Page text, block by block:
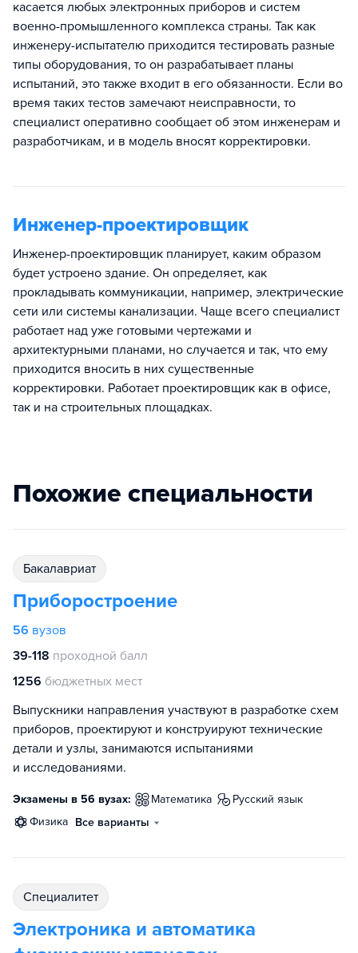
касается любых электронных приборов и систем
военно-промышленного комплекса страны. Так как
инженеру-испытателю приходится тестировать разные
типы оборудования, то он разрабатывает планы
испытаний, это также входит в его обязанности. Если во
время таких тестов замечают неисправности, то
специалист оперативно сообщает об этом инженерам и
разработчикам, и в модель вносят корректировки.
Инженер-проектировщик
Инженер-проектировщик планирует, каким образом
будет устроено здание. Он определяет, как
прокладывать коммуникации, например, электрические
сети или системы канализации. Чаще всего специалист
работает над уже готовыми чертежами и
архитектурными планами, но случается и так, что ему
приходится вносить в них существенные
корректировки. Работает проектировщик как в офисе,
так и на строительных площадках.
Похожие специальности
бакалавриат
Приборостроение
56 вузов
39-118 проходной балл
1256 бюджетных мест
Выпускники направления участвуют в разработке схем
приборов, проектируют и конструируют технические
детали и узлы, занимаются испытаниями
и исследованиями.
Экзамены в 56 вузах: математика
русский язык
физика Все варианты
специалитет
Электроника и автоматика